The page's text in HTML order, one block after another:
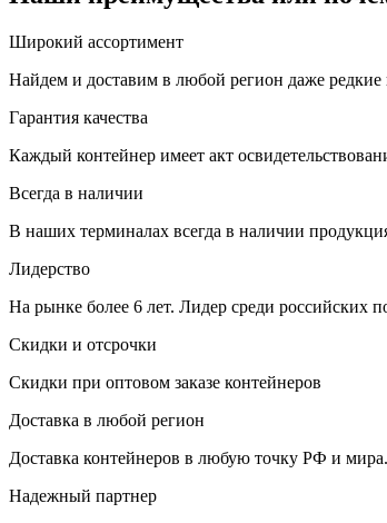
Широкий ассортимент
Найдем и доставим в любой регион даже редкие
Гарантия качества
Каждый контейнер имеет акт
Всегда в наличии
В наших терминалах всегда в наличии
Лидерство
На рынке более 6 лет. Лидер среди российских
Скидки и отсрочки
Скидки при оптовом заказе контейнеров
Доставка в любой регион
Доставка контейнеров в любую точку РФ и мира.
Надежный партнер